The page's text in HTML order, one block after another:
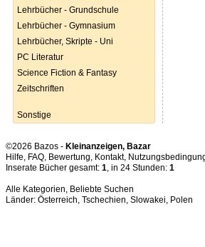
Lehrbücher - Grundschule
Lehrbücher - Gymnasium
Lehrbücher, Skripte - Uni
PC Literatur
Science Fiction & Fantasy
Zeitschriften
Sonstige
©2026 Bazos - Kleinanzeigen, Bazar
Hilfe, FAQ, Bewertung, Kontakt,
Inserate Bücher gesamt: 1, in 24 Stunden: 1
Alle Kategorien, Beliebte Suchen
Länder: Österreich, Tschechien, Slowakei, Polen